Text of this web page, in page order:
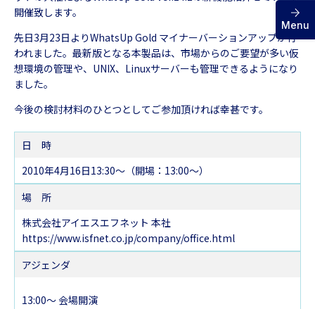
開催致します。
先日3月23日よりWhatsUp Gold マイナーバーションアップが行
われました。最新版となる本製品は、市場からのご要望が多い仮
想環境の管理や、UNIX、Linuxサーバーも管理できるようになり
ました。
今後の検討材料のひとつとしてご参加頂ければ幸甚です。
日 時
2010年4月16日13:30～（開場：13:00～）
場 所
株式会社アイエスエフネット 本社
https://www.isfnet.co.jp/company/office.html
アジェンダ
13:00～ 会場開演
Menu